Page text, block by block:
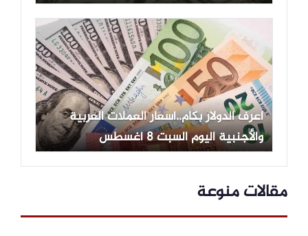
2026
اعرف الدولار بكام..أسعار العملات العربية
والأجنبية اليوم السبت 8 أغسطس
مقالات منوعة